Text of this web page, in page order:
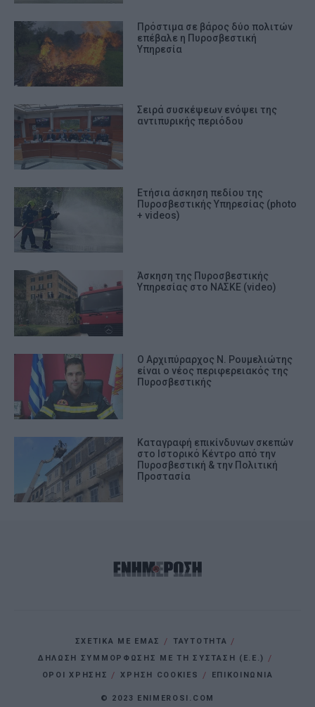
Πρόστιμα σε βάρος δύο πολιτών
επέβαλε η Πυροσβεστική
Υπηρεσία
Σειρά συσκέψεων ενόψει της
αντιπυρικής περιόδου
Ετήσια άσκηση πεδίου της
Πυροσβεστικής Υπηρεσίας (photo
+ videos)
Άσκηση της Πυροσβεστικής
Υπηρεσίας στο ΝΑΣΚΕ (video)
Ο Αρχιπύραρχος Ν. Ρουμελιώτης
είναι ο νέος περιφερειακός της
Πυροσβεστικής
Καταγραφή επικίνδυνων σκεπών
στο Ιστορικό Κέντρο από την
Πυροσβεστική & την Πολιτική
Προστασία
ΣΧΕΤΙΚΑ ΜΕ ΕΜΑΣ
ΤΑΥΤΟΤΗΤΑ
ΔΗΛΩΣΗ ΣΥΜΜΟΡΦΩΣΗΣ ΜΕ ΤΗ ΣΥΣΤΑΣΗ (Ε.Ε.)
ΌΡΟΙ ΧΡΗΣΗΣ
ΧΡΗΣΗ COOKIES ΕΠΙΚΟΙΝΩΝΙΑ
© 2023 ENIMEROSI.COM